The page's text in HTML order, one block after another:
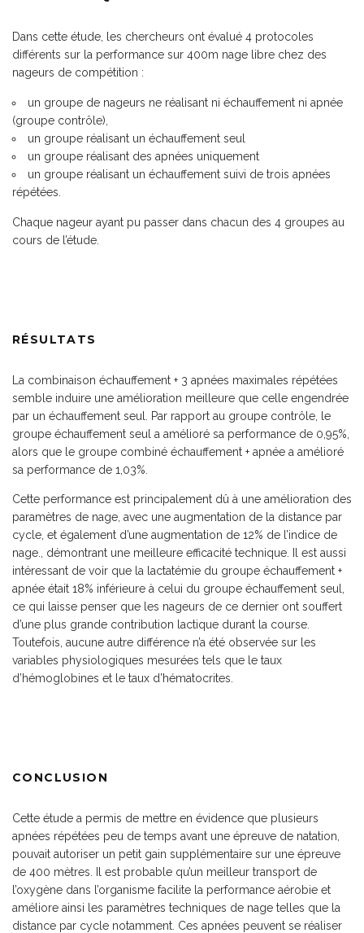
Dans cette étude, les chercheurs ont évalué 4 protocoles
différents sur la performance sur 400m nage libre chez des
nageurs de compétition :
un groupe de nageurs ne réalisant ni échauffement ni apnée
(groupe contrôle),
un groupe réalisant un échauffement seul
un groupe réalisant des apnées uniquement
un groupe réalisant un échauffement suivi de trois apnées
répétées.
Chaque nageur ayant pu passer dans chacun des 4 groupes au
cours de l’étude.
RÉSULTATS
La combinaison échauffement + 3 apnées maximales répétées
semble induire une amélioration meilleure que celle engendrée
par un échauffement seul. Par rapport au groupe contrôle, le
groupe échauffement seul a amélioré sa performance de 0,95%,
alors que le groupe combiné échauffement + apnée a amélioré
sa performance de 1,03%.
Cette performance est principalement dû à une amélioration des
paramètres de nage, avec une augmentation de la distance par
cycle, et également d’une augmentation de 12% de l’indice de
nage., démontrant une meilleure efficacité technique. Il est aussi
intéressant de voir que la lactatémie du groupe échauffement +
apnée était 18% inférieure à celui du groupe échauffement seul,
ce qui laisse penser que les nageurs de ce dernier ont souffert
d’une plus grande contribution lactique durant la course.
Toutefois, aucune autre différence n’a été observée sur les
variables physiologiques mesurées tels que le taux
d’hémoglobines et le taux d’hématocrites.
CONCLUSION
Cette étude a permis de mettre en évidence que plusieurs
apnées répétées peu de temps avant une épreuve de natation,
pouvait autoriser un petit gain supplémentaire sur une épreuve
de 400 mètres. Il est probable qu’un meilleur transport de
l’oxygène dans l’organisme facilite la performance aérobie et
améliore ainsi les paramètres techniques de nage telles que la
distance par cycle notamment. Ces apnées peuvent se réaliser